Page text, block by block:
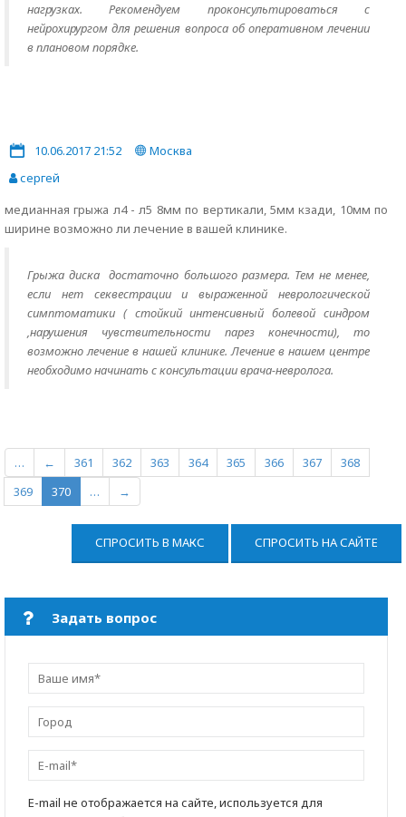
нагрузках. Рекомендуем проконсультироваться с
нейрохирургом для решения вопроса об оперативном лечении
в плановом порядке.
10.06.2017 21:52
Москва
сергей
медианная грыжа л4 - л5 8мм по вертикали, 5мм кзади, 10мм по
ширине возможно ли лечение в вашей клинике.
Грыжа диска достаточно большого размера. Тем не менее,
если нет секвестрации и выраженной неврологической
симптоматики ( стойкий интенсивный болевой синдром
,нарушения чувствительности парез конечности), то
возможно лечение в нашей клинике. Лечение в нашем центре
необходимо начинать с консультации врача-невролога.
… ← 361 362 363 364 365 366 367
368
369
370 … →
СПРОСИТЬ В МАКС СПРОСИТЬ НА САЙТЕ
Задать вопрос
E-mail не отображается на сайте, используется для